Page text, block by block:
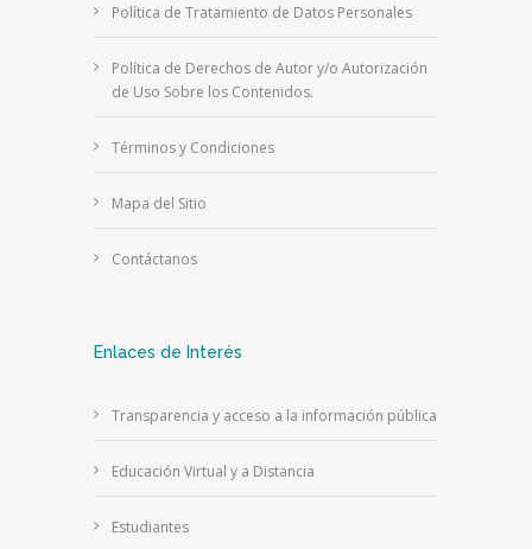
Política de Tratamiento de Datos Personales
Política de Derechos de Autor y/o Autorización
de Uso Sobre los Contenidos.
Términos y Condiciones
Mapa del Sitio
Contáctanos
Enlaces de Interés
Transparencia y acceso a la información pública
Educación Virtual y a Distancia
Estudiantes